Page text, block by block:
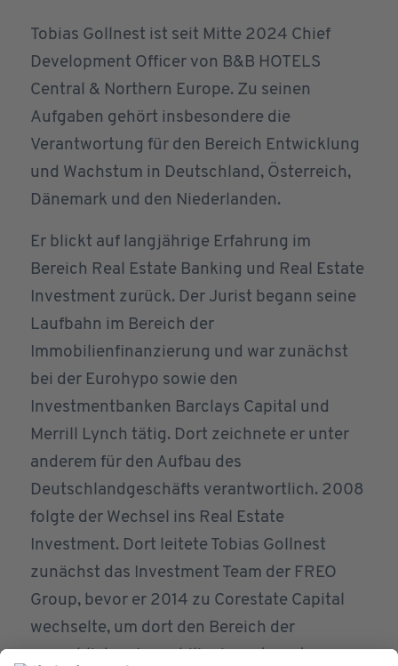
Tobias Gollnest ist seit Mitte 2024 Chief
Development Officer von B&B HOTELS
Central & Northern Europe. Zu seinen
Aufgaben gehört insbesondere die
Verantwortung für den Bereich Entwicklung
und Wachstum in Deutschland, Österreich,
Dänemark und den Niederlanden.
Er blickt auf langjährige Erfahrung im
Bereich Real Estate Banking und Real Estate
Investment zurück. Der Jurist begann seine
Laufbahn im Bereich der
Immobilienfinanzierung und war zunächst
bei der Eurohypo sowie den
Investmentbanken Barclays Capital und
Merrill Lynch tätig. Dort zeichnete er unter
anderem für den Aufbau des
Deutschlandgeschäfts verantwortlich. 2008
folgte der Wechsel ins Real Estate
Investment. Dort leitete Tobias Gollnest
zunächst das Investment Team der FREO
Group, bevor er 2014 zu Corestate Capital
wechselte, um dort den Bereich der